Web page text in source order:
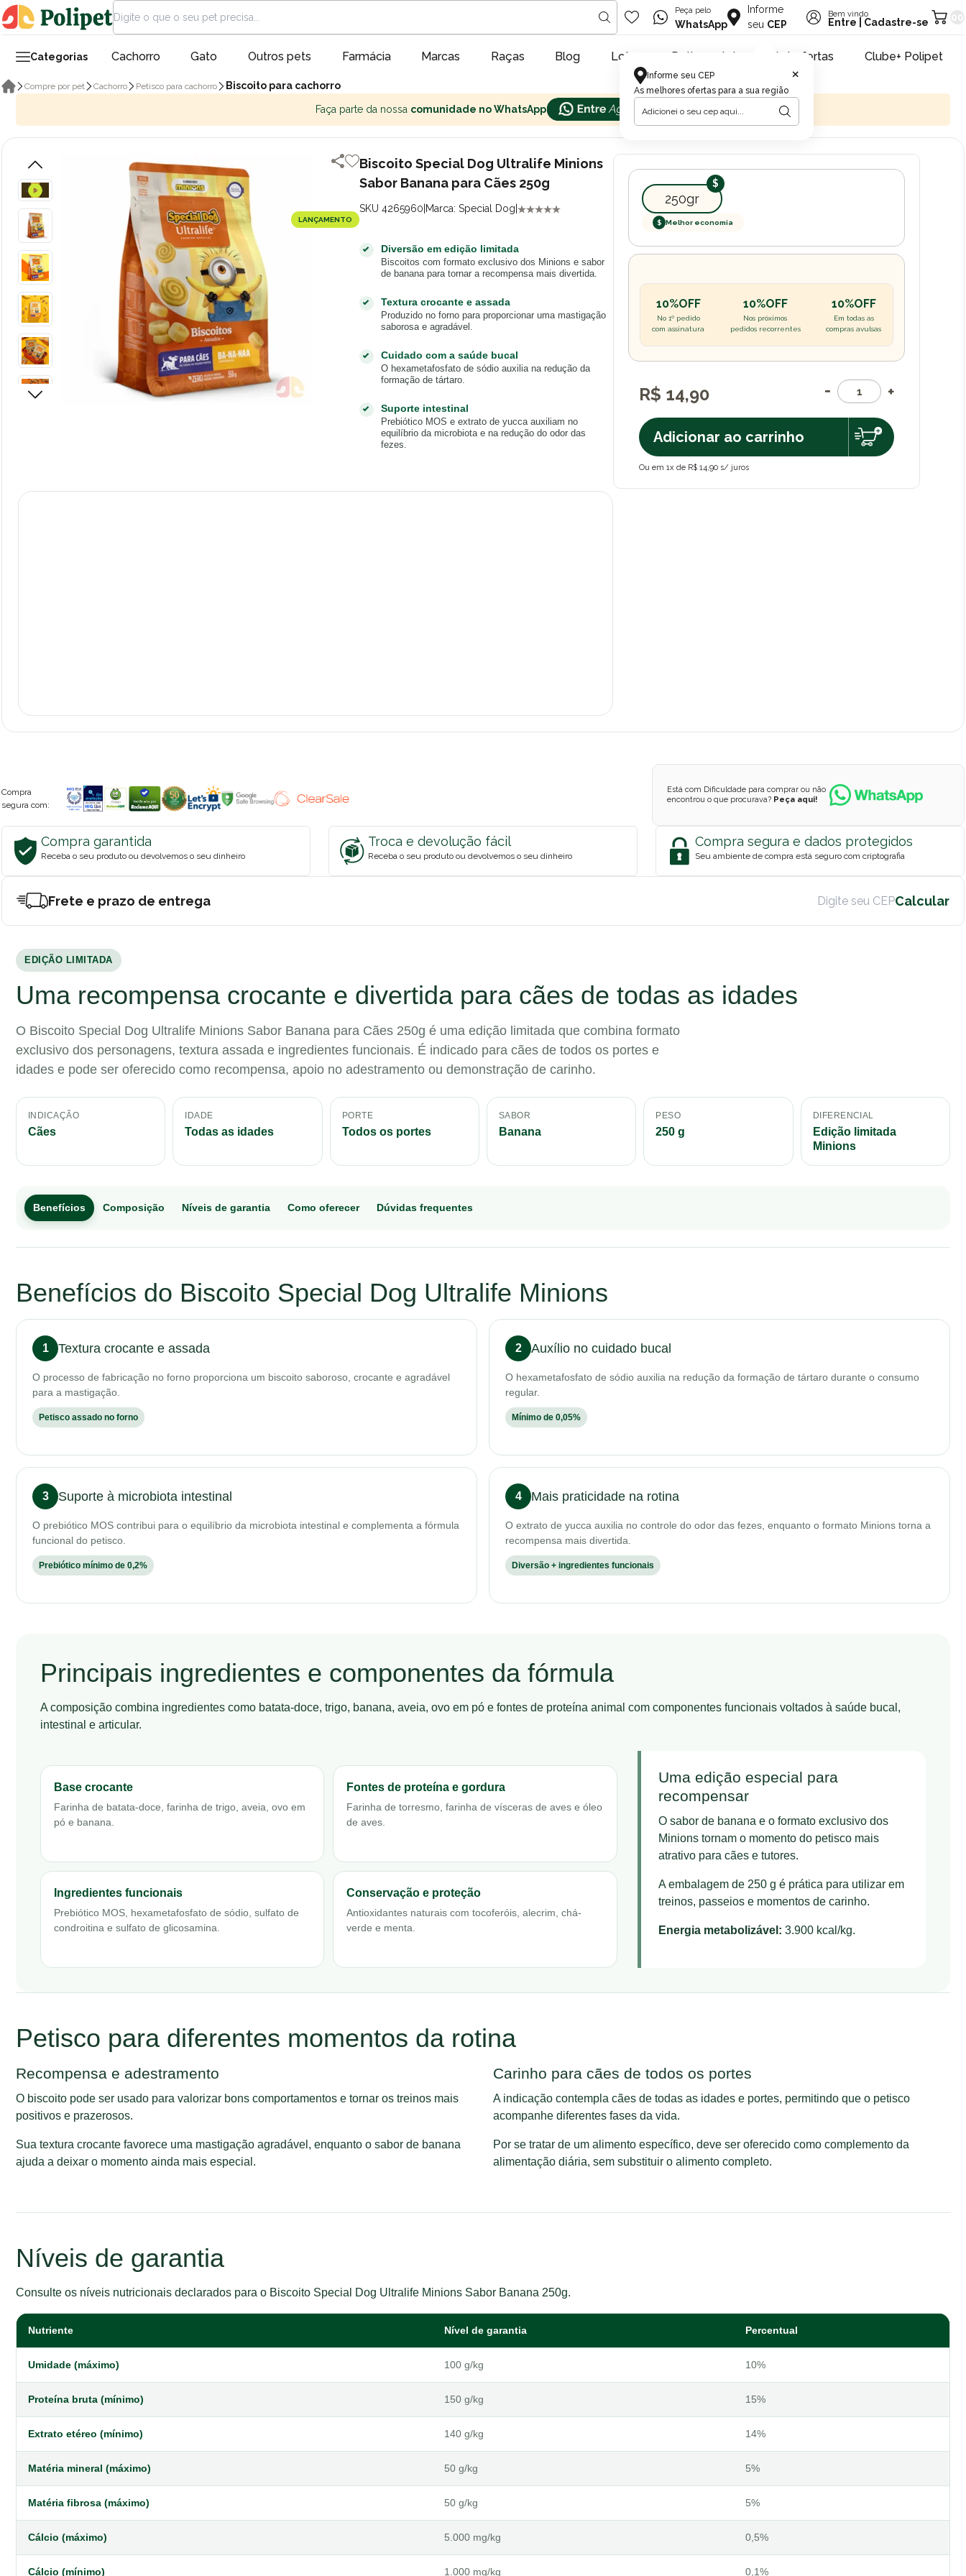
Peça pelo
WhatsApp
Informe
seu CEP
Informe seu CEP
As melhores ofertas para a sua região
×
Bem vindo
Entre Cadastre-se
Categorias Cachorro Gato Outros pets Farmácia Marcas Raças Blog Lojas Retire na loja Pet ofertas Clube+ Polipet
Faça parte da nossa comunidade no WhatsApp
Compre por pet Cachorro Petisco para cachorro Biscoito para cachorro
LANÇAMENTO
Biscoito Special Dog Ultralife Minions
Sabor Banana para Cães 250g
SKU 4265960 Marca: Special Dog |
Diversão em edição limitada
Biscoitos com formato exclusivo dos Minions e sabor
de banana para tornar a recompensa mais divertida.
Textura crocante e assada
Produzido no forno para proporcionar uma mastigação
saborosa e agradável.
Cuidado com a saúde bucal
O hexametafosfato de sódio auxilia na redução da
formação de tártaro.
Suporte intestinal
Prebiótico MOS e extrato de yucca auxiliam no
equilíbrio da microbiota e na redução do odor das
fezes.
250gr
$ Melhor economia
R$ 14,90
Adicionar ao carrinho
Ou em 1x de R$ 14,90 s/ juros
10%OFF
No 1º pedido
com assinatura
10%OFF
Nos próximos
pedidos recorrentes
10%OFF
Em todas as
compras avulsas
Compra
segura com:
Está com Dificuldade para comprar ou não
encontrou o que procurava? Peça aqui!
Compra garantida
Receba o seu produto ou devolvemos o seu dinheiro
Troca e devolução fácil
Receba o seu produto ou devolvemos o seu dinheiro
Compra segura e dados protegidos
Seu ambiente de compra está seguro com criptografia
Frete e prazo de entrega
EDIÇÃO LIMITADA
Uma recompensa crocante e divertida para cães de todas as idades
O Biscoito Special Dog Ultralife Minions Sabor Banana para Cães 250g é uma edição limitada que combina formato
exclusivo dos personagens, textura assada e ingredientes funcionais. É indicado para cães de todos os portes e
idades e pode ser oferecido como recompensa, apoio no adestramento ou demonstração de carinho.
INDICAÇÃO
Cães
IDADE
Todas as idades
PORTE
Todos os portes
SABOR
Banana
PESO
250 g
DIFERENCIAL
Edição limitada
Minions
Benefícios Composição Níveis de garantia Como oferecer Dúvidas frequentes
Benefícios do Biscoito Special Dog Ultralife Minions
1 Textura crocante e assada
O processo de fabricação no forno proporciona um biscoito saboroso, crocante e agradável
para a mastigação.
Petisco assado no forno
2 Auxílio no cuidado bucal
O hexametafosfato de sódio auxilia na redução da formação de tártaro durante o consumo
regular.
Mínimo de 0,05%
3 Suporte à microbiota intestinal
O prebiótico MOS contribui para o equilíbrio da microbiota intestinal e complementa a fórmula
funcional do petisco.
Prebiótico mínimo de 0,2%
4 Mais praticidade na rotina
O extrato de yucca auxilia no controle do odor das fezes, enquanto o formato Minions torna a
recompensa mais divertida.
Diversão + ingredientes funcionais
Principais ingredientes e componentes da fórmula
A composição combina ingredientes como batata-doce, trigo, banana, aveia, ovo em pó e fontes de proteína animal com componentes funcionais voltados à saúde bucal,
intestinal e articular.
Base crocante
Farinha de batata-doce, farinha de trigo, aveia, ovo em
pó e banana.
Fontes de proteína e gordura
Farinha de torresmo, farinha de vísceras de aves e óleo
de aves.
Ingredientes funcionais
Prebiótico MOS, hexametafosfato de sódio, sulfato de
condroitina e sulfato de glicosamina.
Conservação e proteção
Antioxidantes naturais com tocoferóis, alecrim, chá-
verde e menta.
Uma edição especial para
recompensar
O sabor de banana e o formato exclusivo dos
Minions tornam o momento do petisco mais
atrativo para cães e tutores.
A embalagem de 250 g é prática para utilizar em
treinos, passeios e momentos de carinho.
Energia metabolizável: 3.900 kcal/kg.
Petisco para diferentes momentos da rotina
Recompensa e adestramento
O biscoito pode ser usado para valorizar bons comportamentos e tornar os treinos mais
positivos e prazerosos.
Sua textura crocante favorece uma mastigação agradável, enquanto o sabor de banana
ajuda a deixar o momento ainda mais especial.
Carinho para cães de todos os portes
A indicação contempla cães de todas as idades e portes, permitindo que o petisco
acompanhe diferentes fases da vida.
Por se tratar de um alimento específico, deve ser oferecido como complemento da
alimentação diária, sem substituir o alimento completo.
Níveis de garantia
Consulte os níveis nutricionais declarados para o Biscoito Special Dog Ultralife Minions Sabor Banana 250g.
Nutriente Nível de garantia Percentual
Umidade (máximo) 100 g/kg 10%
Proteína bruta (mínimo) 150 g/kg 15%
Extrato etéreo (mínimo) 140 g/kg 14%
Matéria mineral (máximo) 50 g/kg 5%
Matéria fibrosa (máximo) 50 g/kg 5%
Cálcio (máximo) 5.000 mg/kg 0,5%
Cálcio (mínimo) 1.000 mg/kg 0,1%